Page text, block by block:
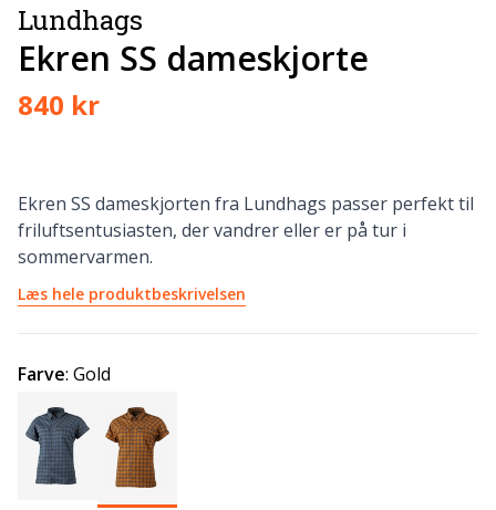
Lundhags
Ekren SS dameskjorte
840 kr
Ekren SS dameskjorten fra Lundhags passer perfekt til
friluftsentusiasten, der vandrer eller er på tur i
sommervarmen.
Læs hele produktbeskrivelsen
Farve: Gold